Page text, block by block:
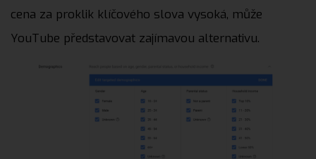
cena za proklik klíčového slova vysoká, může
YouTube představovat zajímavou alternativu.